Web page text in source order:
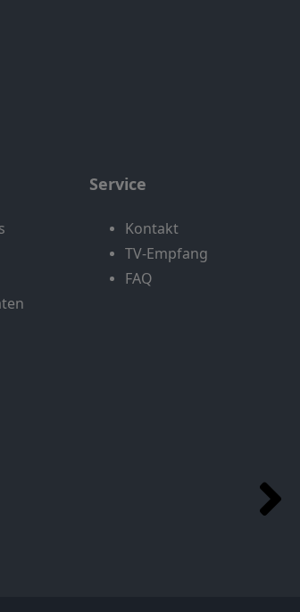
Service
Kontakt
TV-Empfang
FAQ